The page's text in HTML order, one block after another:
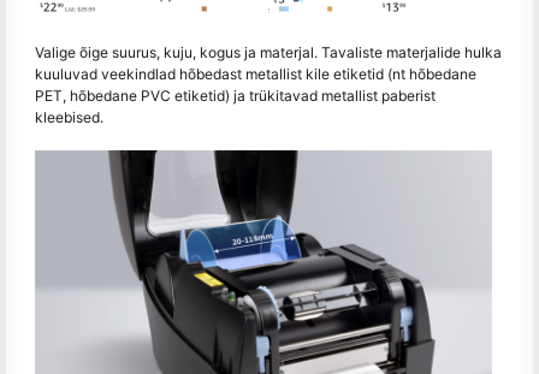
Valige õige suurus, kuju, kogus ja materjal. Tavaliste materjalide hulka
kuuluvad veekindlad hõbedast metallist kile etiketid (nt hõbedane
PET, hõbedane PVC etiketid) ja trükitavad metallist paberist
kleebised.